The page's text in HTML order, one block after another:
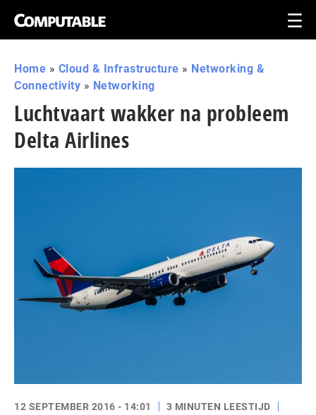
Home » Cloud & Infrastructure » Networking &
Connectivity » Networking
Luchtvaart wakker na probleem
Delta Airlines
12 SEPTEMBER 2016 - 14:01
3 MINUTEN LEESTIJD